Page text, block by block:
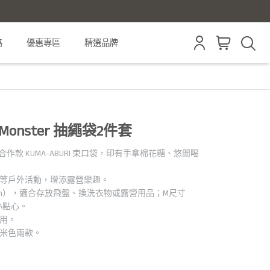
優惠專區 精選品牌
抽繩袋2件套
合作款 KUMA-ABURI 束口袋，印有手拿棉花糖、悠閒喝
戶外活動，增添露營樂趣。
），適合存放飛盤、換洗衣物或露營用品；M尺寸
心。
。
色兩款。